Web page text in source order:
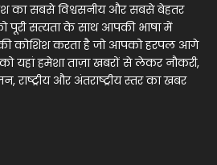
का सबसे विश्वसनीय और सबसे बेहतर
पूरी सत्यता के साथ आपकी भाषा में
कोशिश करता है जो आपको हरपल आगे
यहां हमेशा ताज़ा खबरों से लेकर नौकरी,
राष्ट्रीय और अंतराष्ट्रीय स्तर का खबर